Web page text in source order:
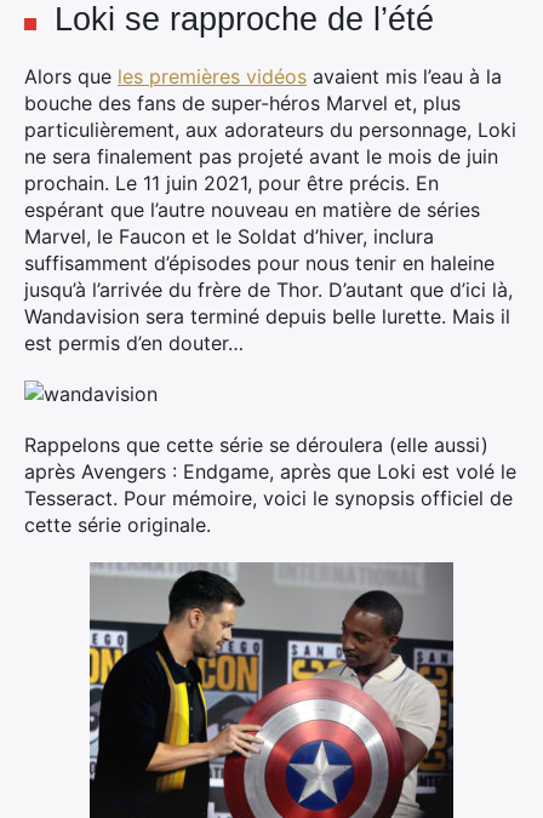
Loki se rapproche de l’été
Alors que les premières vidéos avaient mis l’eau à la
bouche des fans de super-héros Marvel et, plus
particulièrement, aux adorateurs du personnage, Loki
ne sera finalement pas projeté avant le mois de juin
prochain. Le 11 juin 2021, pour être précis. En
espérant que l’autre nouveau en matière de séries
Marvel, le Faucon et le Soldat d’hiver, inclura
suffisamment d’épisodes pour nous tenir en haleine
jusqu’à l’arrivée du frère de Thor. D’autant que d’ici là,
Wandavision sera terminé depuis belle lurette. Mais il
est permis d’en douter…
Rappelons que cette série se déroulera (elle aussi)
après Avengers : Endgame, après que Loki est volé le
Tesseract. Pour mémoire, voici le synopsis officiel de
cette série originale.